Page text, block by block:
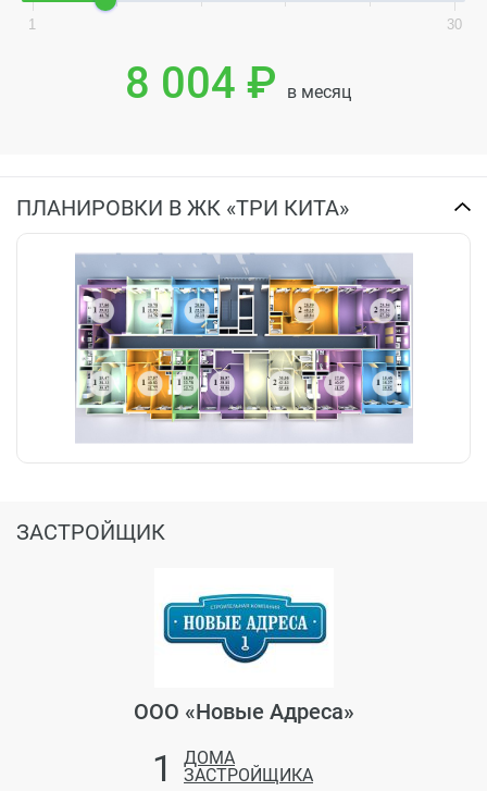
1 30
8 004 ₽ в месяц
ПЛАНИРОВКИ В ЖК «ТРИ КИТА»
ЗАСТРОЙЩИК
ООО «Новые Адреса»
1
ДОМА
ЗАСТРОЙЩИКА